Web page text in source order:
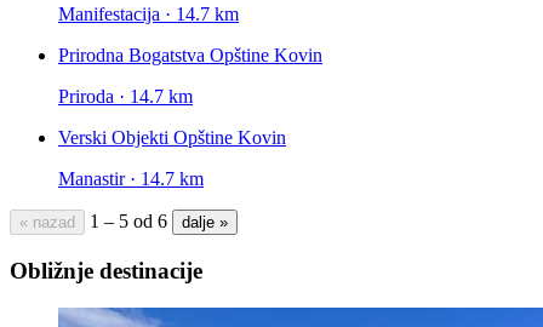
Manifestacija · 14.7 km
Prirodna Bogatstva Opštine Kovin
Priroda · 14.7 km
Verski Objekti Opštine Kovin
Manastir · 14.7 km
« nazad 1 – 5 od 6 dalje »
Obližnje destinacije